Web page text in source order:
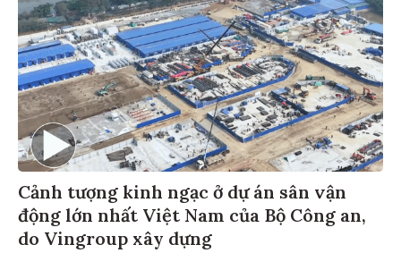
Cảnh tượng kinh ngạc ở dự án sân vận
động lớn nhất Việt Nam của Bộ Công an,
do Vingroup xây dựng